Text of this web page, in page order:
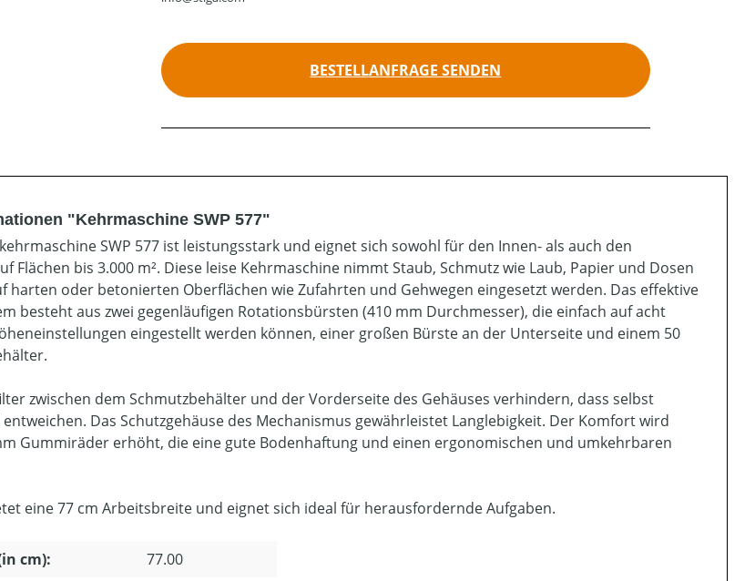
BESTELLANFRAGE SENDEN
"Kehrmaschine SWP 577"
SWP 577 ist leistungsstark und eignet sich sowohl für den Innen- als auch den
Flächen bis 3.000 m². Diese leise Kehrmaschine nimmt Staub, Schmutz wie Laub, Papier und Dosen
harten oder betonierten Oberflächen wie Zufahrten und Gehwegen eingesetzt werden. Das effektive
besteht aus zwei gegenläufigen Rotationsbürsten (410 mm Durchmesser), die einfach auf acht
eingestellt werden können, einer großen Bürste an der Unterseite und einem 50
zwischen dem Schmutzbehälter und der Vorderseite des Gehäuses verhindern, dass selbst
Das Schutzgehäuse des Mechanismus gewährleistet Langlebigkeit. Der Komfort wird
Gummiräder erhöht, die eine gute Bodenhaftung und einen ergonomischen und umkehrbaren
eine 77 cm Arbeitsbreite und eignet sich ideal für herausfordernde Aufgaben.
cm):
77.00